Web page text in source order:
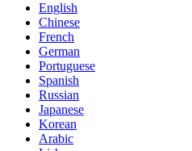
English
Chinese
French
German
Portuguese
Spanish
Russian
Japanese
Korean
Arabic